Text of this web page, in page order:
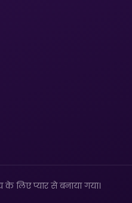
लिए प्यार से बनाया गया।